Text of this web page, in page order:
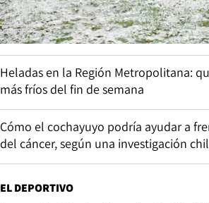
Heladas en la Región Metropolitana:
más fríos del fin de semana
Cómo el cochayuyo podría ayudar a
del cáncer, según una investigación
EL DEPORTIVO